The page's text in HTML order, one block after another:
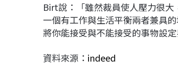
Birt說：「雖然裁員使人壓力很
一個有工作與生活平衡兩者兼具
將你能接受與不能接受的事物設
資料來源： indeed